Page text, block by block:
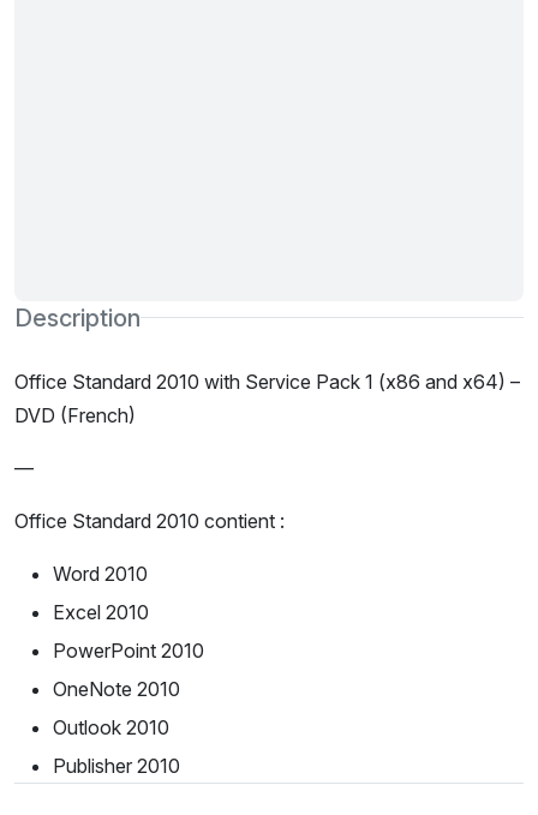
Description
Office Standard 2010 with Service Pack 1 (x86 and x64) –
DVD (French)
—
Office Standard 2010 contient :
Word 2010
Excel 2010
PowerPoint 2010
OneNote 2010
Outlook 2010
Publisher 2010